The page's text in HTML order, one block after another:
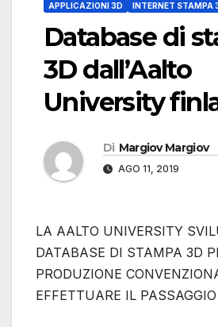
APPLICAZIONI 3D INTERNET STAMPA
Database di
3D dall’Aalto
University
Di Margiov Margiov
AGO 11, 2019
LA AALTO UNIVERSITY
DATABASE DI STAMPA 3D
PRODUZIONE
EFFETTUARE IL PASSAGGIO